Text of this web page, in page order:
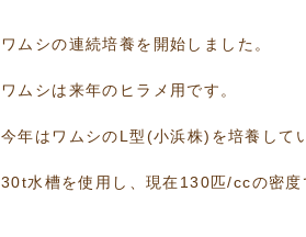
ワムシの連続培養を開
ワムシは来年のヒラメ用です。
今年はワムシのL型(小浜株)を培養して
30t水槽を使用し、現在130匹/ccの密度